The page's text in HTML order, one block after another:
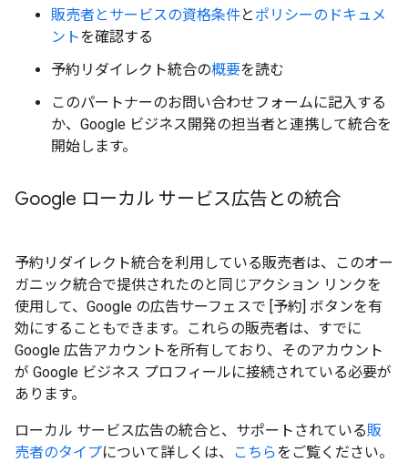
販売者とサービスの資格条件と ポリシーのドキュメ
ントを確認する
予約リダイレクト統合の概要を読む
このパートナーのお問い合わせフォームに記入する
か、Google ビジネス開発の担当者と連携して統合を
開始します。
Google ローカル サービス広告との統合
予約リダイレクト統合を利用している販売者は、このオー
ガニック統合で提供されたのと同じアクション リンクを
使用して、Google の広告サーフェスで [予約] ボタンを有
効にすることもできます。これらの販売者は、すでに
Google 広告アカウントを所有しており、そのアカウント
が Google ビジネス プロフィールに接続されている必要が
あります。
ローカル サービス広告の統合と、サポートされている販
売者のタイプについて詳しくは、 こちらをご覧ください。